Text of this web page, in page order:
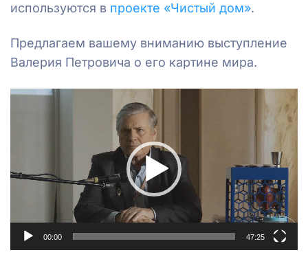
используются в проекте «Чистый дом».
Предлагаем вашему вниманию выступление
Валерия Петровича о его картине мира.
Видеоплеер
00:00 47:25